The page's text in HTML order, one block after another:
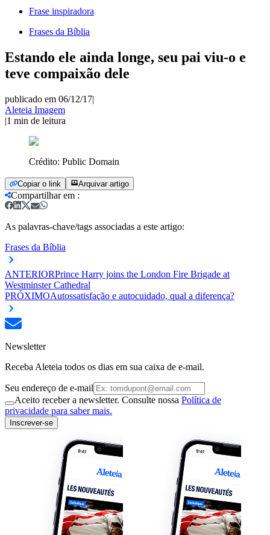
Frase inspiradora
Frases da Bíblia
Estando ele ainda longe, seu pai viu-o e
teve compaixão dele
publicado em 06/12/17|
Aleteia Imagem
|1 min de leitura
Crédito: Public Domain
Copiar o link Arquivar artigo
Compartilhar em :
As palavras-chave/tags associadas a este artigo:
Frases da Bíblia
ANTERIORPrince Harry joins the London Fire Brigade at
Westminster Cathedral
PRÓXIMOAutossatisfação e autocuidado, qual a diferença?
Newsletter
Receba Aleteia todos os dias em sua caixa de e-mail.
Seu endereço de e-mail
Aceito receber a newsletter. Consulte nossa Política de
privacidade para saber mais.
Inscrever-se